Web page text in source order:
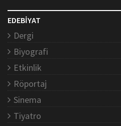
EDEBİYAT
Dergi
Biyografi
Etkinlik
Röportaj
Sinema
Tiyatro